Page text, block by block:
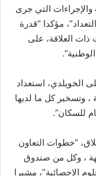
التي جرى
مؤكدا “قدرة
ذات العلاقة، على
الخويلدي، استعداد
، وتسخير كل ما لديها
للسكان”.
“خطوات التعاون
، وكل من صندوق
الاحصائية”، مشيرا